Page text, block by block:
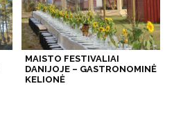
MAISTO FESTIVALIAI
DANIJOJE – GASTRONOMINĖ
KELIONĖ